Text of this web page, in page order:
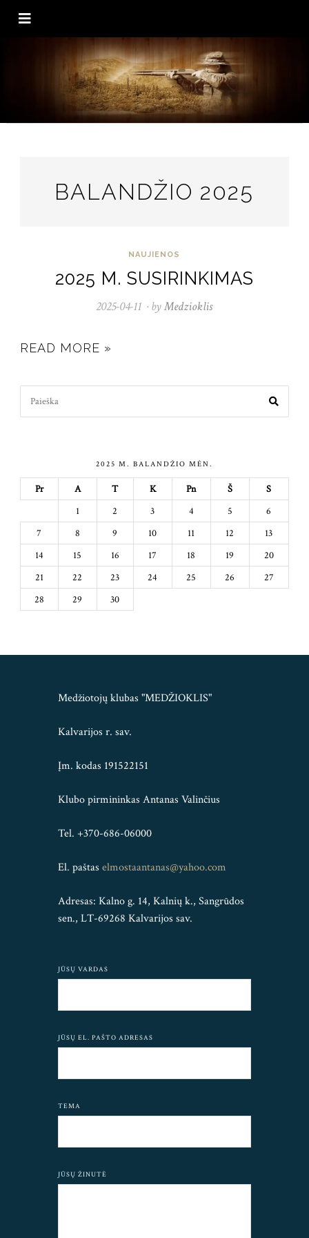
BALANDŽIO 2025
NAUJIENOS
2025 M. SUSIRINKIMAS
2025-04-11 2026-
byMedzioklis
READ MORE »
Search
2025 M. BALANDŽIO MĖN.
Pr A T K Pn Š
S
1
2 3 4 5
6
7
8 9 10 11 12
13
14
15 16 17 18 19
20
21
22 23 24 25 26
27
28
29 30
Medžiotojų klubas "MEDŽIOKLIS"
Kalvarijos r. sav.
Įm. kodas 191522151
Klubo pirmininkas Antanas Valinčius
Tel. +370-686-06000
El. paštas elmostaantanas@yahoo.com
Adresas: Kalno g. 14, Kalnių k., Sangrūdos
sen., LT-69268 Kalvarijos sav.
JŪSŲ VARDAS
JŪSŲ EL. PAŠTO ADRESAS
TEMA
JŪSŲ ŽINUTĖ